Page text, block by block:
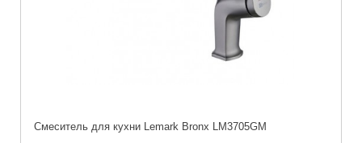
Cмеситель для кухни Lemark Bronx LM3705GM